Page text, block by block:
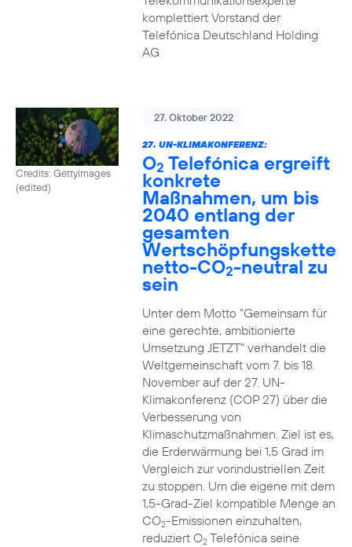
komplettiert Vorstand der
Telefónica Deutschland Holding
AG
Credits: Gettyimages
(edited)
27. Oktober 2022
27. UN-KLIMAKONFERENZ:
O2 Telefónica ergreift
konkrete
Maßnahmen, um bis
2040 entlang der
gesamten
Wertschöpfungskette
netto-CO2-neutral zu
sein
Unter dem Motto "Gemeinsam für
eine gerechte, ambitionierte
Umsetzung JETZT" verhandelt die
Weltgemeinschaft vom 7. bis 18.
November auf der 27. UN-
Klimakonferenz (COP 27) über die
Verbesserung von
Klimaschutzmaßnahmen. Ziel ist es,
die Erderwärmung bei 1,5 Grad im
Vergleich zur vorindustriellen Zeit
zu stoppen. Um die eigene mit dem
1,5-Grad-Ziel kompatible Menge an
CO2-Emissionen einzuhalten,
reduziert O2Telefónica seine